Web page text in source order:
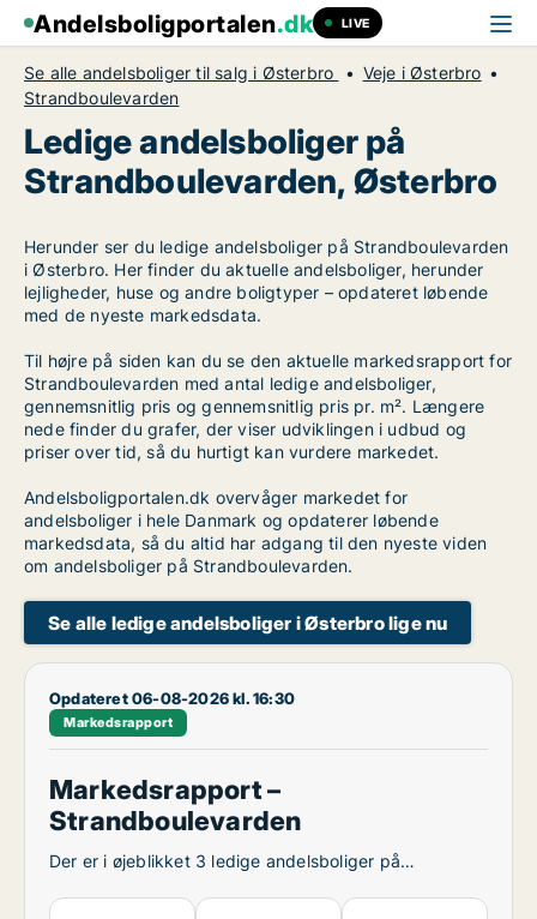
Andelsboligportalen.dk LIVE
Se alle andelsboliger til salg i Østerbro
Veje i Østerbro
Strandboulevarden
Ledige andelsboliger på
Strandboulevarden, Østerbro
Herunder ser du ledige andelsboliger på Strandboulevarden
i Østerbro. Her finder du aktuelle andelsboliger, herunder
lejligheder, huse og andre boligtyper – opdateret løbende
med de nyeste markedsdata.
Til højre på siden kan du se den aktuelle markedsrapport for
Strandboulevarden med antal ledige andelsboliger,
gennemsnitlig pris og gennemsnitlig pris pr. m². Længere
nede finder du grafer, der viser udviklingen i udbud og
priser over tid, så du hurtigt kan vurdere markedet.
Andelsboligportalen.dk overvåger markedet for
andelsboliger i hele Danmark og opdaterer løbende
markedsdata, så du altid har adgang til den nyeste viden
om andelsboliger på Strandboulevarden.
Se alle ledige andelsboliger i Østerbro lige nu
Opdateret 06-08-2026 kl. 16:30
Markedsrapport
Markedsrapport –
Strandboulevarden
Der er i øjeblikket 3 ledige andelsboliger på